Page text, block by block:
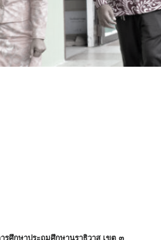
รศึกษาประถมศึกษานราธิวาส เขต ๓